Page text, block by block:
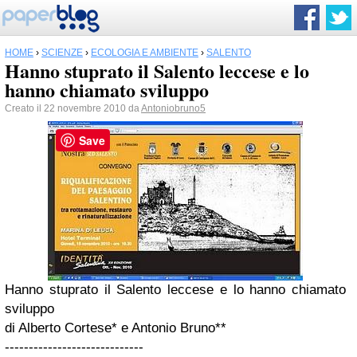
HOME › SCIENZE › ECOLOGIA E AMBIENTE › SALENTO
Hanno stuprato il Salento leccese e lo
hanno chiamato sviluppo
Creato il 22 novembre 2010 daAntoniobruno5
Hanno stuprato il Salento leccese e lo hanno chiamato
sviluppo
di Alberto Cortese* e Antonio Bruno**
-----------------------------
Save